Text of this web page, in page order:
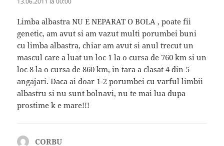
Limba albastra NU E NEPARAT O BOLA , poate fii
genetic, am avut si am vazut multi porumbei buni
cu limba albastra, chiar am avut si anul trecut un
mascul care a luat un loc 1 la o cursa de 760 km si un
loc 8 la o cursa de 860 km, in tara a clasat 4 din 5
angajari. Daca ai doar 1-2 porumbei cu varful limbii
albastru si nu sunt bolnavi, nu te mai lua dupa
prostime k e mare!!!
CORBU